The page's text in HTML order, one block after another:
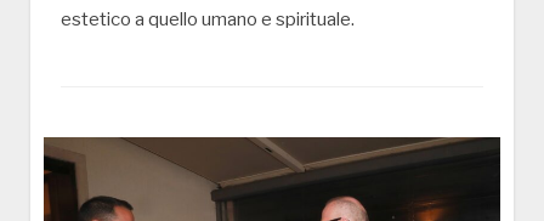
estetico a quello umano e spirituale.